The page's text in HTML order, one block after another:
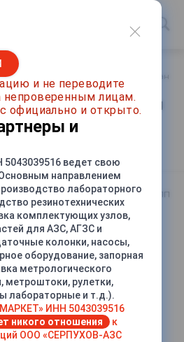
Метрологическое оборудование
01П Углеродистая
Нижний
АртикулМ2Р-20-01П
СРАВНИТЬ
и не переводите
лицам.
официально и открыто.
и
ведет свою
направлением
лабораторного
резинотехнических
комплектующих узлов,
для АЗС, АГЗС и
колонки, насосы,
оборудование, запорная
метрологического
метроштоки, рулетки,
лабораторные и т.д.).
ИНН 5043039516
никого отношения
к
ООО «СЕРПУХОВ-АЗС